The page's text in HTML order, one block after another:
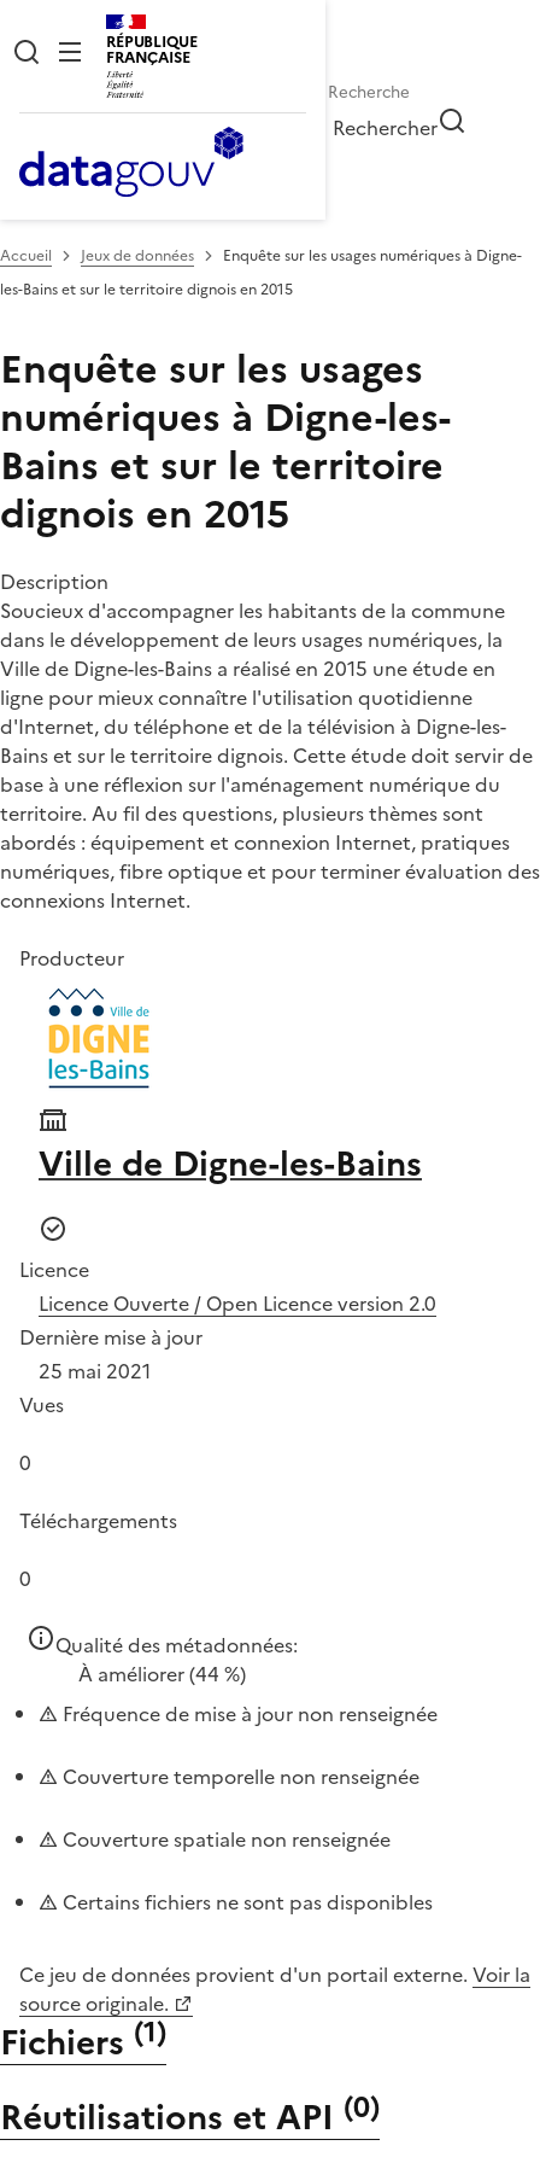
RÉPUBLIQUE
FRANÇAISE
Rechercher
Accueil Jeux de données
Enquête sur les usages numériques à Digne-
les-Bains et sur le territoire dignois en 2015
Enquête sur les usages
numériques à Digne-les-
Bains et sur le territoire
dignois en 2015
Description
Soucieux d'accompagner les habitants de la commune
dans le développement de leurs usages numériques, la
Ville de Digne-les-Bains a réalisé en 2015 une étude en
ligne pour mieux connaître l'utilisation quotidienne
d'Internet, du téléphone et de la télévision à Digne-les-
Bains et sur le territoire dignois. Cette étude doit servir de
base à une réflexion sur l'aménagement numérique du
territoire. Au fil des questions, plusieurs thèmes sont
abordés : équipement et connexion Internet, pratiques
numériques, fibre optique et pour terminer évaluation des
connexions Internet.
Producteur
Ville de Digne-les-Bains
Licence
Licence Ouverte / Open Licence version 2.0
Dernière mise à jour
25 mai 2021
Vues
0
Téléchargements
0
Qualité des métadonnées:
À améliorer(44 %)
Fréquence de mise à jour non renseignée
Couverture temporelle non renseignée
Couverture spatiale non renseignée
Certains fichiers ne sont pas disponibles
Ce jeu de données provient d'un portail externe. Voir la
source originale.
Fichiers (1)
Réutilisations et API (0)